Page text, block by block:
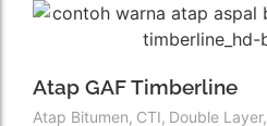
Atap GAF Timberline
Atap Bitumen, CTI, Double Layer,